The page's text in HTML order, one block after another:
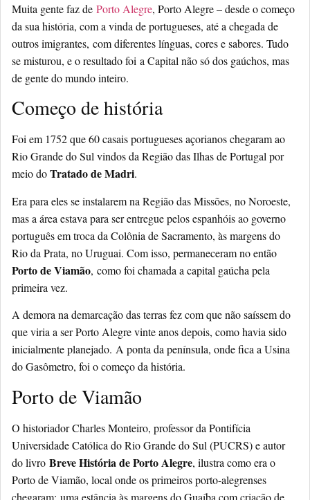
Muita gente faz de Porto Alegre, Porto Alegre – desde o começo
da sua história, com a vinda de portugueses, até a chegada de
outros imigrantes, com diferentes línguas, cores e sabores. Tudo
se misturou, e o resultado foi a Capital não só dos gaúchos, mas
de gente do mundo inteiro.
Começo de história
Foi em 1752 que 60 casais portugueses açorianos chegaram ao
Rio Grande do Sul vindos da Região das Ilhas de Portugal por
meio doTratado de Madri.
Era para eles se instalarem na Região das Missões, no Noroeste,
mas a área estava para ser entregue pelos espanhóis ao governo
português em troca da Colônia de Sacramento, às margens do
Rio da Prata, no Uruguai. Com isso, permaneceram no então
Porto de Viamão, como foi chamada a capital gaúcha pela
primeira vez.
A demora na demarcação das terras fez com que não saíssem do
que viria a ser Porto Alegre vinte anos depois, como havia sido
inicialmente planejado. A ponta da península, onde fica a Usina
do Gasômetro, foi o começo da história.
Porto de Viamão
O historiador Charles Monteiro, professor da Pontifícia
Universidade Católica do Rio Grande do Sul (PUCRS) e autor
do livro Breve História de Porto Alegre, ilustra como era o
Porto de Viamão, local onde os primeiros porto-alegrenses
chegaram: uma estância às margens do Guaíba com criação de